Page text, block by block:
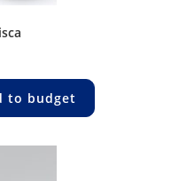
to budget